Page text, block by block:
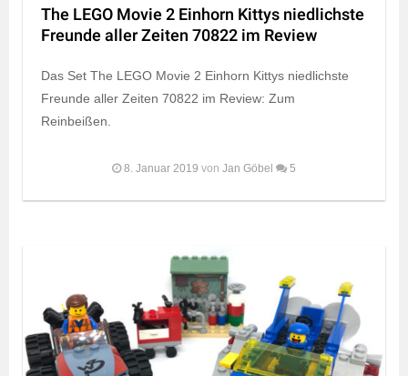
The LEGO Movie 2 Einhorn Kittys niedlichste
Freunde aller Zeiten 70822 im Review
Das Set The LEGO Movie 2 Einhorn Kittys niedlichste
Freunde aller Zeiten 70822 im Review: Zum
Reinbeißen.
8. Januar 2019 von Jan Göbel 5